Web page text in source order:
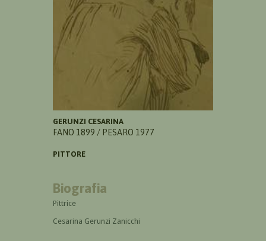
GERUNZI CESARINA
FANO 1899 / PESARO 1977
PITTORE
Biografia
Pittrice
Cesarina Gerunzi Zanicchi